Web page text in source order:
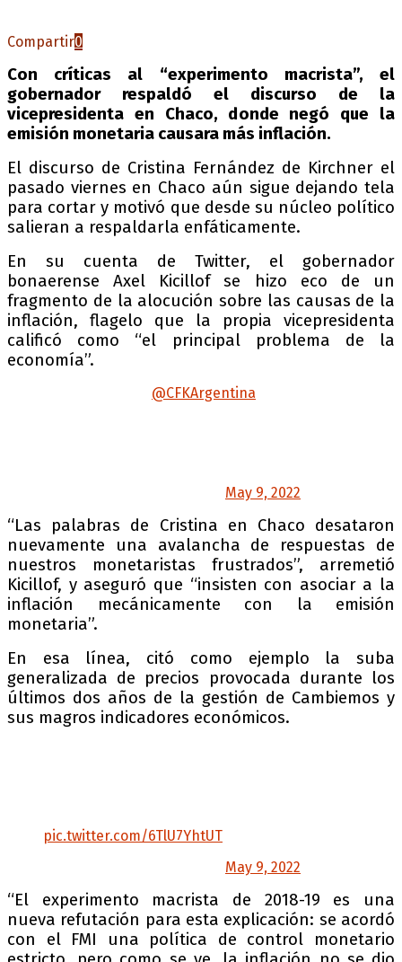
Compartir0
Con críticas al “experimento macrista”, el
gobernador respaldó el discurso de la
vicepresidenta en Chaco, donde negó que la
emisión monetaria causara más inflación.
El discurso de Cristina Fernández de Kirchner el
pasado viernes en Chaco aún sigue dejando tela
para cortar y motivó que desde su núcleo político
salieran a respaldarla enfáticamente.
En su cuenta de Twitter, el gobernador
bonaerense Axel Kicillof se hizo eco de un
fragmento de la alocución sobre las causas de la
inflación, flagelo que la propia vicepresidenta
calificó como “el principal problema de la
economía”.
@CFKArgentina
May 9, 2022
“Las palabras de Cristina en Chaco desataron
nuevamente una avalancha de respuestas de
nuestros monetaristas frustrados”, arremetió
Kicillof, y aseguró que “insisten con asociar a la
inflación mecánicamente con la emisión
monetaria”.
En esa línea, citó como ejemplo la suba
generalizada de precios provocada durante los
últimos dos años de la gestión de Cambiemos y
sus magros indicadores económicos.
pic.twitter.com/6TlU7YhtUT
May 9, 2022
“El experimento macrista de 2018-19 es una
nueva refutación para esta explicación: se acordó
con el FMI una política de control monetario